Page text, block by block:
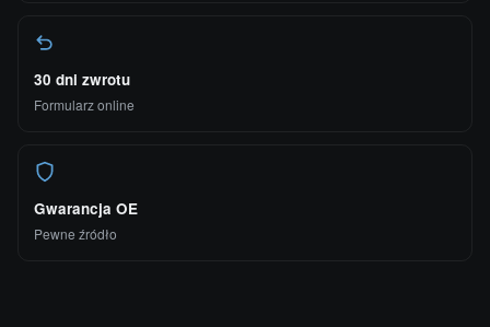
30 dni zwrotu
Formularz online
Gwarancja OE
Pewne źródło